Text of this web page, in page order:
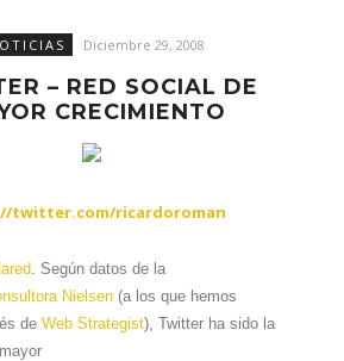
Diciembre 29, 2008
– RED SOCIAL DE
CRECIMIENTO
twitter.com/ricardoroman
. Según datos de la
Nielsen (a los que hemos
de Web Strategist), Twitter ha sido la